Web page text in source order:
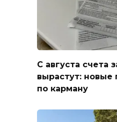
С августа счета
вырастут: новые
по карману